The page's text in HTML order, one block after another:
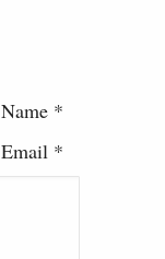
Name *
Email *